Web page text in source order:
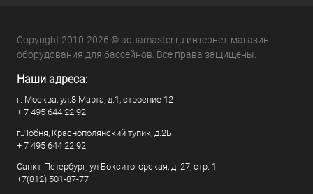
Copyright 2010-2026 © aquamaster.ru интернет-магазин
оборудования для бассейнов. Все права защищены.
Наши адреса:
г. Москва, ул.8 Марта, д.1, строение 12
+ 7 495 644 22 92
г.Лобня, Краснополянский тупик, д.2Б
+ 7 495 644 22 92
Санкт-Петербург, ул Бокситогорская, д. 27, стр. 1
+7(812) 501-87-77